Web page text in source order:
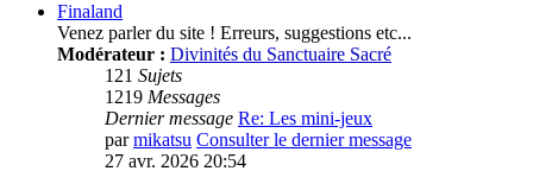
Finaland
Venez parler du site ! Erreurs, suggestions etc...
Modérateur : Divinités du Sanctuaire Sacré
121 Sujets
1219 Messages
Dernier message Re: Les mini-jeux
parmikatsu Consulter le dernier message
27 avr. 2026 20:54